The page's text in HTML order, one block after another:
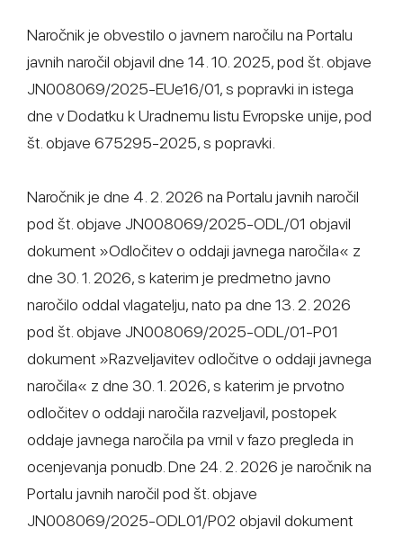
Naročnik je obvestilo o javnem naročilu na Portalu
javnih naročil objavil dne 14. 10. 2025, pod št. objave
JN008069/2025-EUe16/01, s popravki in istega
dne v Dodatku k Uradnemu listu Evropske unije, pod
št. objave 675295-2025, s popravki.
Naročnik je dne 4. 2. 2026 na Portalu javnih naročil
pod št. objave JN008069/2025-ODL/01 objavil
dokument »Odločitev o oddaji javnega naročila« z
dne 30. 1. 2026, s katerim je predmetno javno
naročilo oddal vlagatelju, nato pa dne 13. 2. 2026
pod št. objave JN008069/2025-ODL/01-P01
dokument »Razveljavitev odločitve o oddaji javnega
naročila« z dne 30. 1. 2026, s katerim je prvotno
odločitev o oddaji naročila razveljavil, postopek
oddaje javnega naročila pa vrnil v fazo pregleda in
ocenjevanja ponudb. Dne 24. 2. 2026 je naročnik na
Portalu javnih naročil pod št. objave
JN008069/2025-ODL01/P02 objavil dokument